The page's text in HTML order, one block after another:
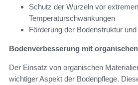
Schutz der Wurzeln vor extremen
Temperaturschwankungen
Förderung der Bodenstruktur
Bodenverbesserung mit
Der Einsatz von organischen
wichtiger Aspekt der Bodenpflege.